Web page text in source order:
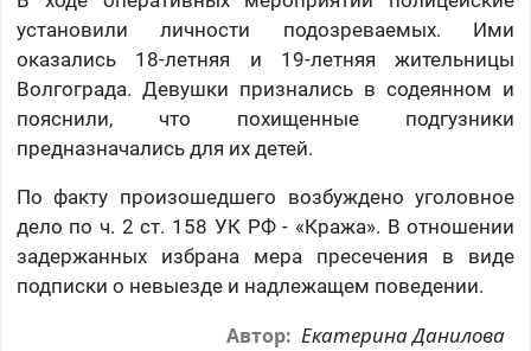
установили личности подозреваемых. Ими
оказались 18-летняя и 19-летняя жительницы
Волгограда. Девушки признались в содеянном и
пояснили, что похищенные подгузники
предназначались для их детей.
По факту произошедшего возбуждено уголовное
дело по ч. 2 ст. 158 УК РФ - «Кража». В отношении
задержанных избрана мера пресечения в виде
подписки о невыезде и надлежащем поведении.
Автор: Екатерина Данилова